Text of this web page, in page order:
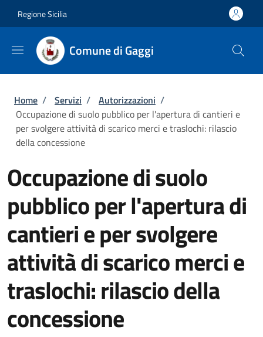
Regione Sicilia
Comune di Gaggi
Briciole di pane
Home / Servizi / Autorizzazioni /
Occupazione di suolo pubblico per l'apertura di cantieri e
per svolgere attività di scarico merci e traslochi: rilascio
della concessione
Occupazione di suolo
pubblico per l'apertura di
cantieri e per svolgere
attività di scarico merci e
traslochi: rilascio della
concessione